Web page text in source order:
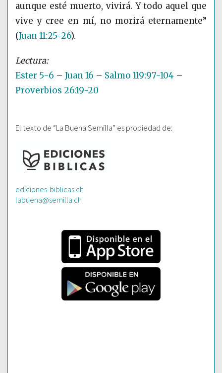
aunque esté muerto, vivirá. Y todo aquel que
vive y cree en mí, no morirá eternamente”
(Juan 11:25-26).
Ester 5-6 – Juan 16 – Salmo 119:97-104 –
Proverbios 26:19-20
El texto de “La Buena Semilla” es propiedad de:
ediciones-biblicas.ch
labuena@semilla.ch